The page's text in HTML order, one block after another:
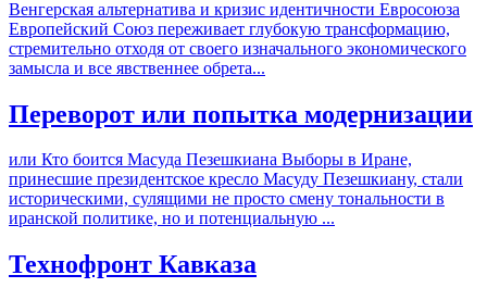
Венгерская альтернатива и кризис идентичности Евросоюза
Европейский Союз переживает глубокую трансформацию,
стремительно отходя от своего изначального экономического
замысла и все явственнее обрета...
Переворот или попытка модернизации
или Кто боится Масуда Пезешкиана Выборы в Иране,
принесшие президентское кресло Масуду Пезешкиану, стали
историческими, сулящими не просто смену тональности в
иранской политике, но и потенциальную ...
Технофронт Кавказа